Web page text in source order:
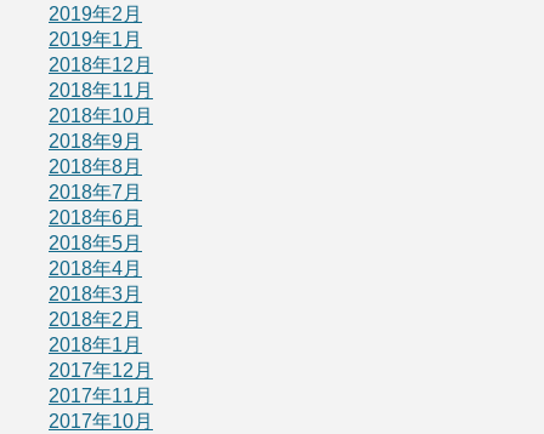
2019年2月
2019年1月
2018年12月
2018年11月
2018年10月
2018年9月
2018年8月
2018年7月
2018年6月
2018年5月
2018年4月
2018年3月
2018年2月
2018年1月
2017年12月
2017年11月
2017年10月